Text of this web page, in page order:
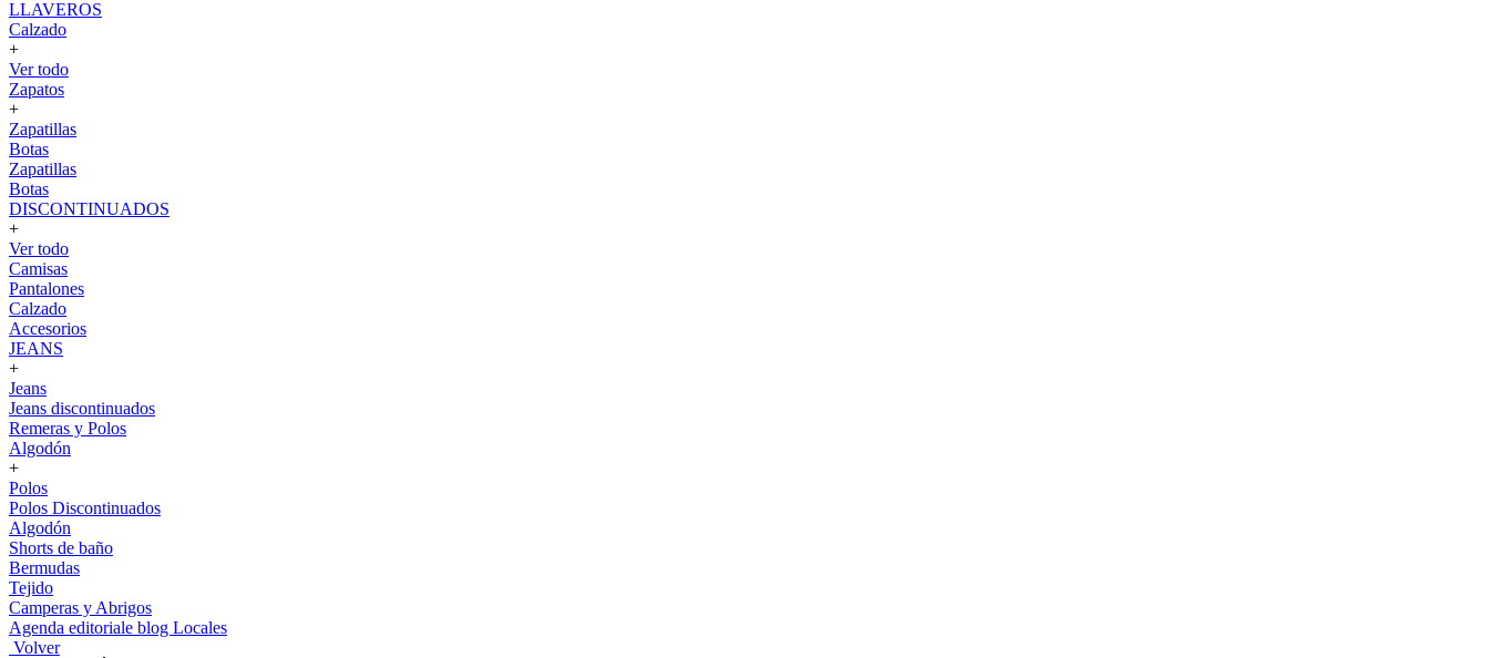
LLAVEROS
Calzado
+
Ver todo
Zapatos
+
Zapatillas
Botas
Zapatillas
Botas
DISCONTINUADOS
+
Ver todo
Camisas
Pantalones
Calzado
Accesorios
JEANS
+
Jeans
Jeans discontinuados
Remeras y Polos
Algodón
+
Polos
Polos Discontinuados
Algodón
Shorts de baño
Bermudas
Tejido
Camperas y Abrigos
Agenda editoriale blog Locales
Volver